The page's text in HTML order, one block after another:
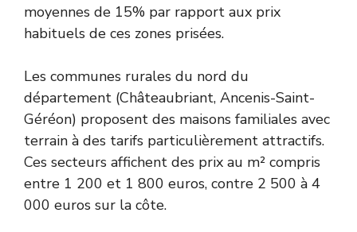
moyennes de 15% par rapport aux prix
habituels de ces zones prisées.
Les communes rurales du nord du
département (Châteaubriant, Ancenis-Saint-
Géréon) proposent des maisons familiales avec
terrain à des tarifs particulièrement attractifs.
Ces secteurs affichent des prix au m² compris
entre 1 200 et 1 800 euros, contre 2 500 à 4
000 euros sur la côte.